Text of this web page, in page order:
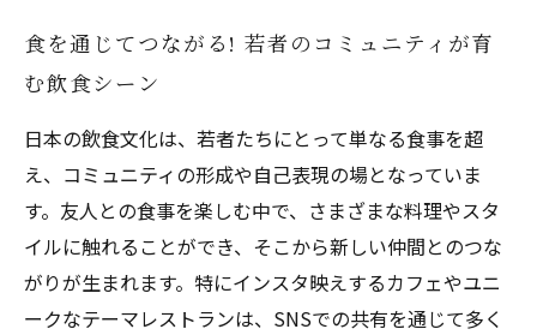
食を通じてつながる! 若者のコミュニティが育
む飲食シーン
日本の飲食文化は、若者たちにとって単なる食事を超
え、コミュニティの形成や自己表現の場となっていま
す。友人との食事を楽しむ中で、さまざまな料理やスタ
イルに触れることができ、そこから新しい仲間とのつな
がりが生まれます。特にインスタ映えするカフェやユニ
ークなテーマレストランは、SNSでの共有を通じて多く